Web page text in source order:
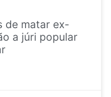
de matar ex-
a júri popular